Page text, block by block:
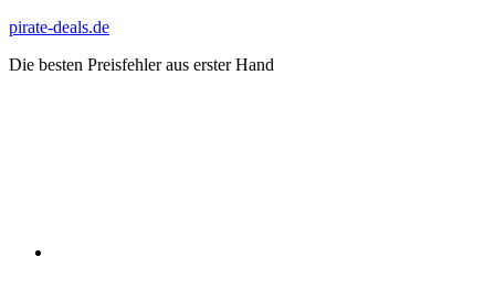
Zum
springen
pirate-deals.de
Die besten Preisfehler aus erster Hand